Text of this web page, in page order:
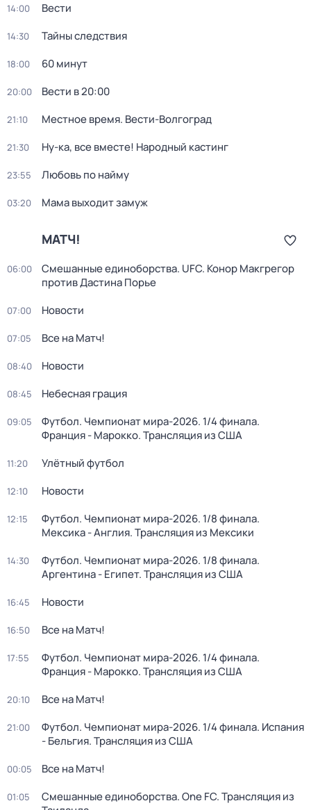
14:00 Вести
14:30 Тайны следствия
18:00 60 минут
20:00 Вести в 20:00
21:10 Местное время. Вести-Волгоград
21:30 Ну-ка, все вместе! Народный кастинг
23:55 Любовь по найму
03:20 Мама выходит замуж
МАТЧ!
06:00
Смешанные единоборства. UFC. Конор Макгрегор
против Дастина Порье
07:00 Новости
07:05 Все на Матч!
08:40 Новости
08:45 Небесная грация
09:05
Футбол. Чемпионат мира-2026. 1/4 финала.
Франция - Марокко. Трансляция из США
11:20 Улётный футбол
12:10 Новости
12:15
Футбол. Чемпионат мира-2026. 1/8 финала.
Мексика - Англия. Трансляция из Мексики
14:30
Футбол. Чемпионат мира-2026. 1/8 финала.
Аргентина - Египет. Трансляция из США
16:45 Новости
16:50 Все на Матч!
17:55
Футбол. Чемпионат мира-2026. 1/4 финала.
Франция - Марокко. Трансляция из США
20:10 Все на Матч!
21:00
Футбол. Чемпионат мира-2026. 1/4 финала. Испания
- Бельгия. Трансляция из США
00:05 Все на Матч!
01:05
Смешанные единоборства. One FC. Трансляция из